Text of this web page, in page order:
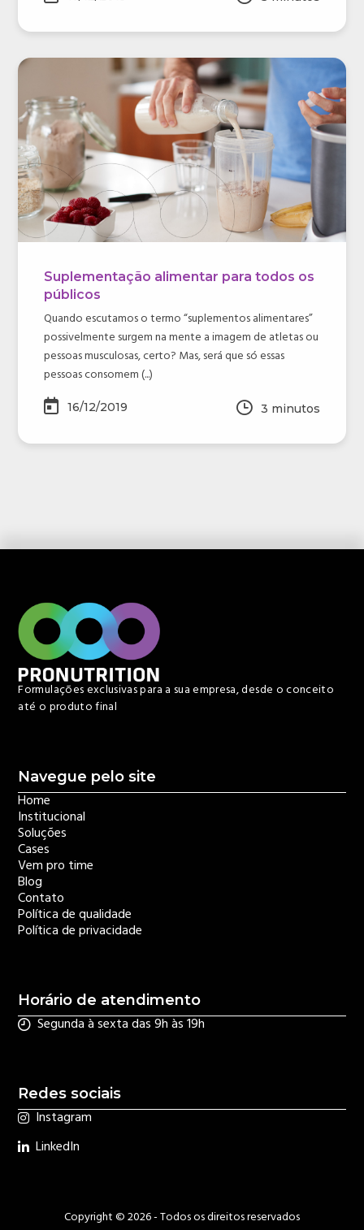
Suplementação alimentar para todos os
públicos
Quando escutamos o termo “suplementos alimentares”
possivelmente surgem na mente a imagem de atletas ou
pessoas musculosas, certo? Mas, será que só essas
pessoas consomem (...)
16/12/2019 3 minutos
Formulações exclusivas para a sua empresa, desde o conceito
até o produto final
Navegue pelo site
Home
Institucional
Soluções
Cases
Vem pro time
Blog
Contato
Política de qualidade
Política de privacidade
Horário de atendimento
Segunda à sexta das 9h às 19h
Redes sociais
Instagram
LinkedIn
Copyright © 2026 - Todos os direitos reservados